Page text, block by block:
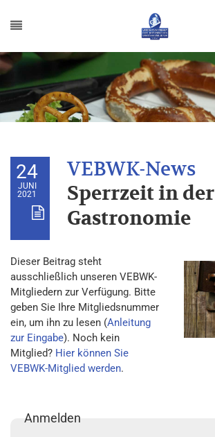
24
JUNI
2021
Sperrzeit in der
Gastronomie
Dieser Beitrag steht
ausschließlich unseren VEBWK-
Mitgliedern zur Verfügung. Bitte
geben Sie Ihre Mitgliedsnummer
ein, um ihn zu lesen (Anleitung
zur Eingabe). Noch kein
Mitglied? Hier können Sie
VEBWK-Mitglied werden.
Anmelden